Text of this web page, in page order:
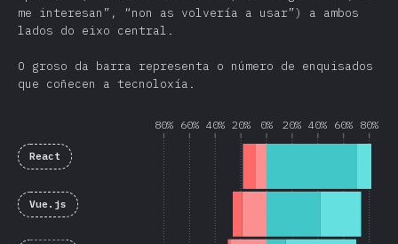
me interesan”, “non as volvería a usar”) a ambos
lados do eixo central.
O groso da barra representa o número de enquisados
que coñecen a tecnoloxía.
80% 60% 40% 20% 0% 20% 40% 60% 80%
React
Vue.js